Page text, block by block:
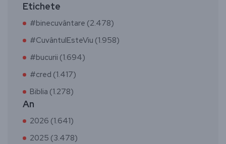
Etichete
#binecuvântare (2.478)
#CuvântulEsteViu (1.958)
#bucurii (1.694)
#cred (1.417)
Biblia (1.278)
An
2026 (1.641)
2025 (3.478)